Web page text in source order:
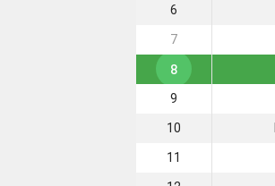
6
7
8
9
10
11